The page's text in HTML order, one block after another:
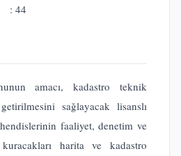
amacı, kadastro teknik
sağlayacak lisanslı
faaliyet, denetim ve
harita ve kadastro